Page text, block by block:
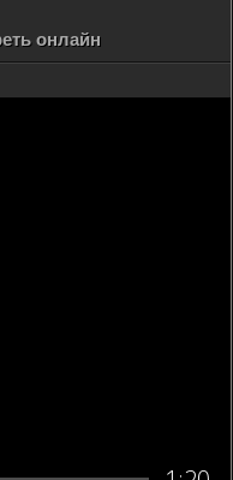
онлайн